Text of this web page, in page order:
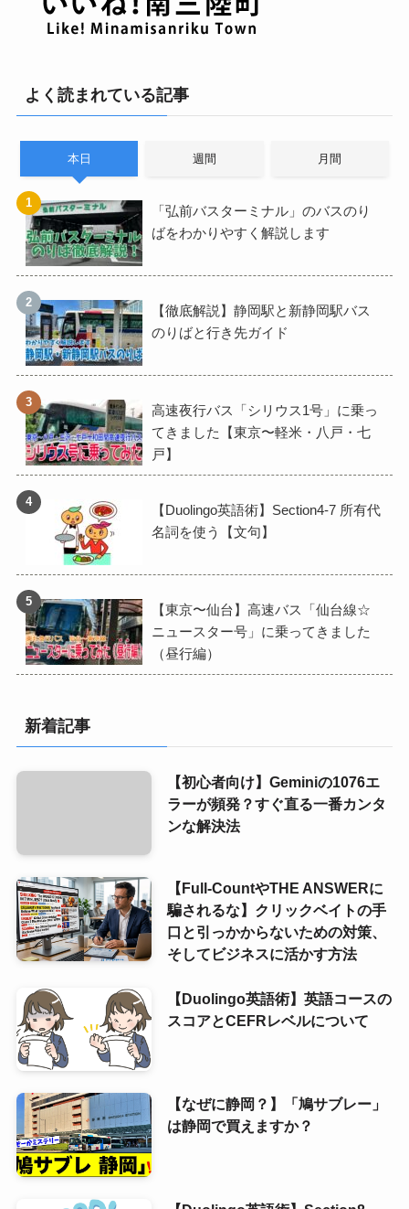
よく読まれている記事
本日 週間 月間
「弘前バスターミナル」のバスのり
ばをわかりやすく解説します
【徹底解説】静岡駅と新静岡駅バス
のりばと行き先ガイド
高速夜行バス「シリウス1号」に乗っ
てきました【東京〜軽米・八戸・七
戸】
【Duolingo英語術】Section4-7 所有代
名詞を使う【文句】
【東京〜仙台】高速バス「仙台線☆
ニュースター号」に乗ってきました
（昼行編）
新着記事
【初心者向け】Geminiの1076エ
ラーが頻発？すぐ直る一番カンタ
ンな解決法
【Full-CountやTHE ANSWERに
騙されるな】クリックベイトの手
口と引っかからないための対策、
そしてビジネスに活かす方法
【Duolingo英語術】英語コースの
スコアとCEFRレベルについて
【なぜに静岡？】「鳩サブレー」
は静岡で買えますか？